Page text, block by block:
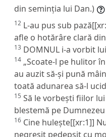
din seminția lui Dan.)
12 L-au pus sub
afle o hotărâre clară
13 DOMNUL i-a vorbit
14 „Scoate-l pe hulitor
au auzit să-și pună
toată adunarea să-l
15 Să le vorbești fiilor
blestemă pe
16 Cine hulește[[xr:1]]
negreșit pedepsit cu